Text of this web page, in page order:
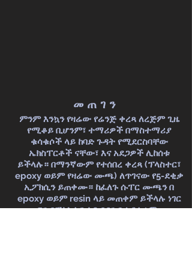
መጠገን
ምንም እንኳን የዛሬው የሬንጅ ቀረጻ ለረጅም ጊዜ
የሚቆይ ቢሆንም፣ ተማሪዎች በማስተማሪያ
ቁሳቁሶች ላይ ከባድ ጉዳት የሚደርስባቸው
ኤክስፐርቶች ናቸው፣ እና አደጋዎች ሊከሰቱ
ይችላሉ። በማንኛውም የተሰበረ ቀረጻ (ፕላስተር፣
epoxy ወይም የዛሬው ሙጫ) ለጥገናው የ5-ደቂቃ
ኢፖክሲን ይጠቀሙ። ከፈለጉ ሱፐር ሙጫን በ
epoxy ወይም resin ላይ መጠቀም ይችላሉ ነገር
ግን በፕላስተር ላይ በደንብ አይሰራም.